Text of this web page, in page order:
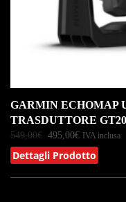
GARMIN ECHOMAP
TRASDUTTORE
549,00€ 495,00€ IVA inclusa
Dettagli Prodotto